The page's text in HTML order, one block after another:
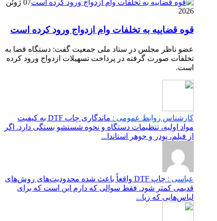
07 ژوئن
2026
قوه قضاییه به تخلفات وام ازدواج ورود کرده است
عضو ناظر مجلس در ستاد ملی جمعیت گفت: دستگاه قضا به
تخلفات صورت گرفته در پرداخت تسهیلات ازدواج ورود کرده
است.
کارشناس روابط عمومی :
ماندگاری چاپ DTF به کیفیت
مواد اولیه، تنظیمات دستگاه و نحوه شستشو بستگی دارد. اگر
از فیلم، پودر و جوهر استاندا...
عباسی :
چاپ DTF واقعاً باعث شده محدودیت‌های روش‌های
قدیمی کمتر شود. فقط سوالی که دارم این است که برای
لباس‌هایی که زیا...